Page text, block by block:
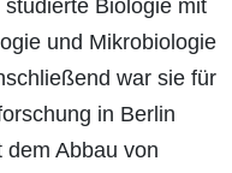
Biologie mit
und Mikrobiologie
war sie für
in Berlin
Abbau von